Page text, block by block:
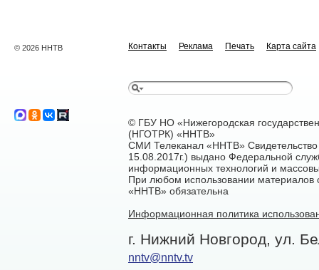
© 2026 ННТВ Контакты Реклама Печать Карта сайта
© ГБУ НО «Нижегородская
(НГОТРК) «ННТВ»
СМИ Телеканал «ННТВ»
15.08.2017г.) выдано Федеральной
информационных технологий и
При любом использовании материалов
«ННТВ» обязательна
Информационная политика
г. Нижний Новгород, ул.
nntv@nntv.tv